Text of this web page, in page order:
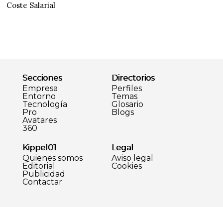
Coste Salarial
Secciones
Empresa
Entorno
Tecnología
Pro
Avatares
360
Directorios
Perfiles
Temas
Glosario
Blogs
Kippel01
Quienes somos
Editorial
Publicidad
Contactar
Legal
Aviso legal
Cookies